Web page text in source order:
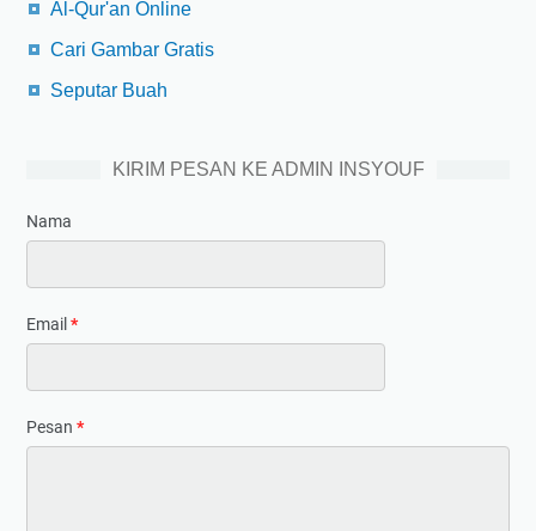
Al-Qur'an Online
Cari Gambar Gratis
Seputar Buah
KIRIM PESAN KE ADMIN INSYOUF
Nama
Email *
Pesan *